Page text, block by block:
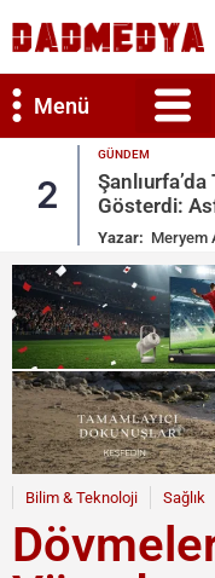
Menü
2
GÜNDEM
Gösterdi:
Yazar: Meryem
Bilim & Teknoloji Sağlık